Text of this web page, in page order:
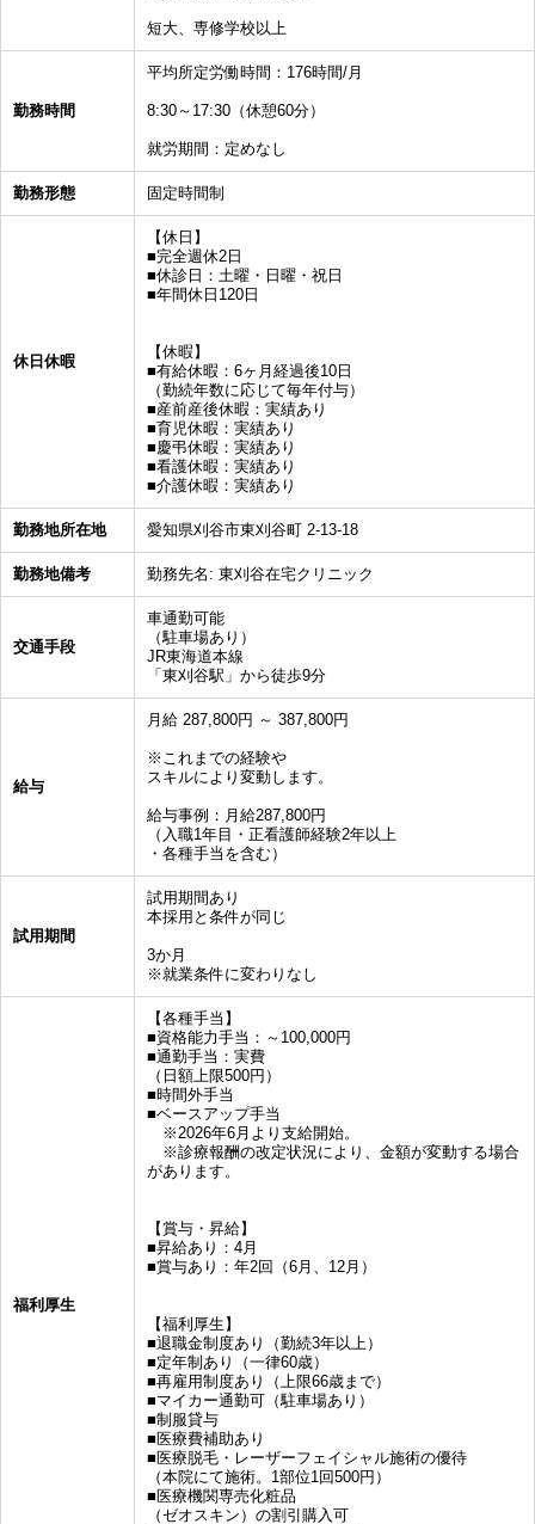
短大、専修学校以上
勤務時間
平均所定労働時間：176時間/月
8:30～17:30（休憩60分）
就労期間：定めなし
勤務形態 固定時間制
休日休暇
【休日】
■完全週休2日
■休診日：土曜・日曜・祝日
■年間休日120日
【休暇】
■有給休暇：6ヶ月経過後10日
（勤続年数に応じて毎年付与）
■産前産後休暇：実績あり
■育児休暇：実績あり
■慶弔休暇：実績あり
■看護休暇：実績あり
■介護休暇：実績あり
勤務地所在地 愛知県刈谷市東刈谷町 2-13-18
勤務地備考 勤務先名: 東刈谷在宅クリニック
交通手段
車通勤可能
（駐車場あり）
JR東海道本線
「東刈谷駅」から徒歩9分
給与
月給 287,800円 ～ 387,800円
※これまでの経験や
スキルにより変動します。
給与事例：月給287,800円
（入職1年目・正看護師経験2年以上
・各種手当を含む）
試用期間
試用期間あり
本採用と条件が同じ
3か月
※就業条件に変わりなし
福利厚生
【各種手当】
■資格能力手当：～100,000円
■通勤手当：実費
（日額上限500円）
■時間外手当
■ベースアップ手当
※2026年6月より支給開始。
※診療報酬の改定状況により、金額が変動する場合
があります。
【賞与・昇給】
■昇給あり：4月
■賞与あり：年2回（6月、12月）
【福利厚生】
■退職金制度あり（勤続3年以上）
■定年制あり（一律60歳）
■再雇用制度あり（上限66歳まで）
■マイカー通勤可（駐車場あり）
■制服貸与
■医療費補助あり
■医療脱毛・レーザーフェイシャル施術の優待
（本院にて施術。1部位1回500円）
■医療機関専売化粧品
（ゼオスキン）の割引購入可